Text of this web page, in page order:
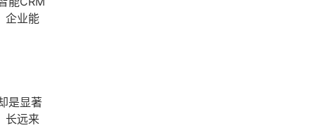
企业能
是显著
长远来